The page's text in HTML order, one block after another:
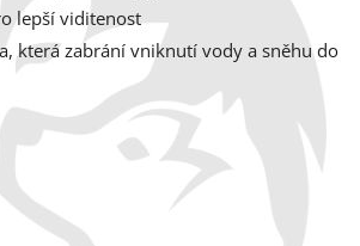
lepší viditenost
která zabrání vniknutí vody a sněhu do